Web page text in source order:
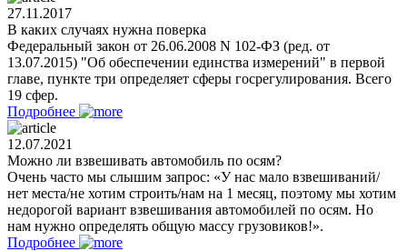
27.11.2017
В каких случаях нужна поверка
Федеральный закон от 26.06.2008 N 102-ФЗ (ред. от
13.07.2015) "Об обеспечении единства измерений" в первой
главе, пункте три определяет сферы госрегулирования. Всего
19 сфер.
Подробнее
12.07.2021
Можно ли взвешивать автомобиль по осям?
Очень часто мы слышим запрос: «У нас мало взвешиваний/
нет места/не хотим строить/нам на 1 месяц, поэтому мы хотим
недорогой вариант взвешивания автомобилей по осям. Но
нам нужно определять общую массу грузовиков!».
Подробнее